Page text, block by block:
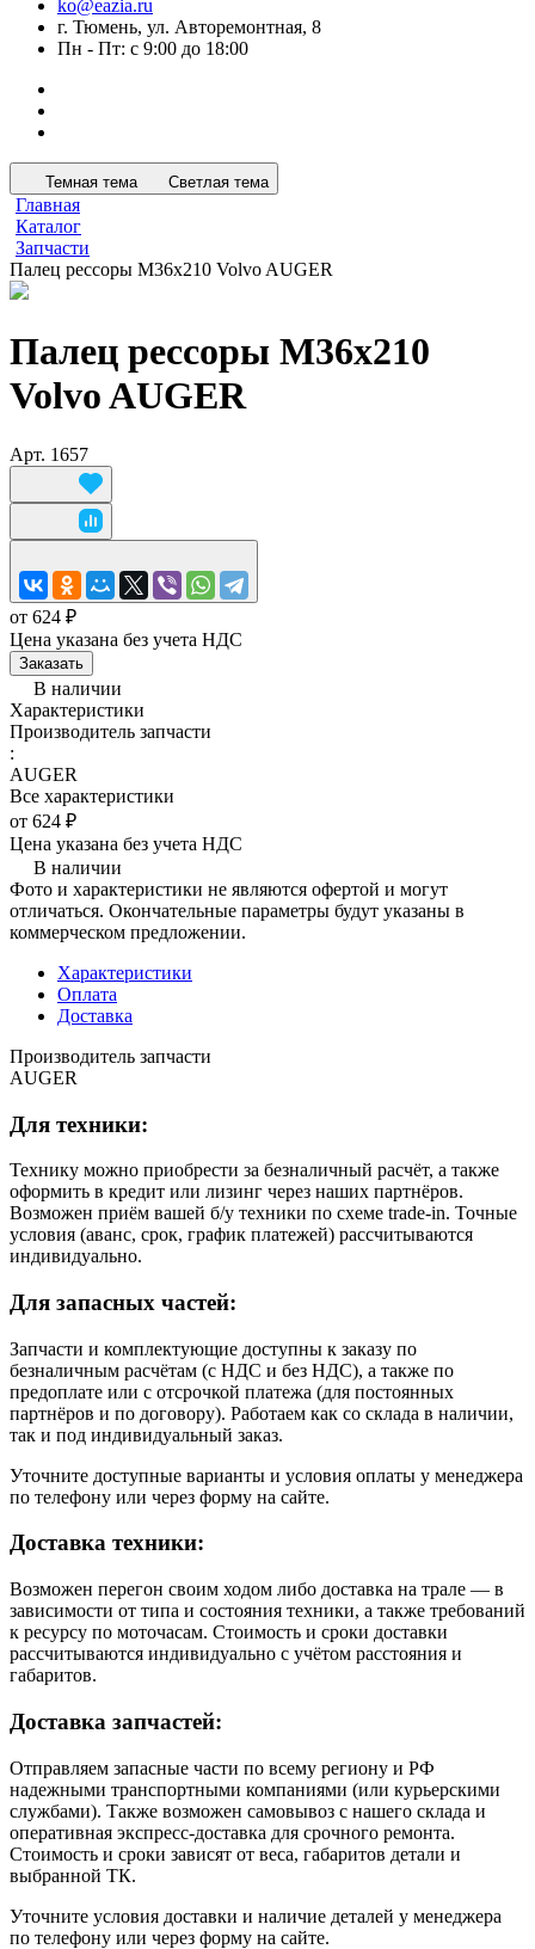
ko@eazia.ru
г. Тюмень, ул. Авторемонтная, 8
Пн - Пт: с 9:00 до 18:00
Темная тема Светлая тема
Главная
Каталог
Запчасти
Палец рессоры М36х210 Volvo AUGER
Палец рессоры М36х210
Volvo AUGER
Арт. 1657
от 624 ₽
Цена указана без учета НДС
Заказать
В наличии
Характеристики
Производитель запчасти
:
AUGER
Все характеристики
от 624 ₽
Цена указана без учета НДС
В наличии
Фото и характеристики не являются офертой и могут
отличаться. Окончательные параметры будут указаны в
коммерческом предложении.
Характеристики
Оплата
Доставка
Производитель запчасти
AUGER
Для техники:
Технику можно приобрести за безналичный расчёт, а также
оформить в кредит или лизинг через наших партнёров.
Возможен приём вашей б/у техники по схеме trade-in. Точные
условия (аванс, срок, график платежей) рассчитываются
индивидуально.
Для запасных частей:
Запчасти и комплектующие доступны к заказу по
безналичным расчётам (с НДС и без НДС), а также по
предоплате или с отсрочкой платежа (для постоянных
партнёров и по договору). Работаем как со склада в наличии,
так и под индивидуальный заказ.
Уточните доступные варианты и условия оплаты у менеджера
по телефону или через форму на сайте.
Доставка техники:
Возможен перегон своим ходом либо доставка на трале — в
зависимости от типа и состояния техники, а также требований
к ресурсу по моточасам. Стоимость и сроки доставки
рассчитываются индивидуально с учётом расстояния и
габаритов.
Доставка запчастей:
Отправляем запасные части по всему региону и РФ
надежными транспортными компаниями (или курьерскими
службами). Также возможен самовывоз с нашего склада и
оперативная экспресс-доставка для срочного ремонта.
Стоимость и сроки зависят от веса, габаритов детали и
выбранной ТК.
Уточните условия доставки и наличие деталей у менеджера
по телефону или через форму на сайте.